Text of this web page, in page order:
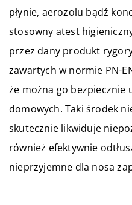
płynie, aerozolu bądź
stosowny atest
przez dany produkt
zawartych w normie PN-
że można go bezpiecznie
domowych. Taki środek
skutecznie likwiduje
również efektywnie
nieprzyjemne dla nosa